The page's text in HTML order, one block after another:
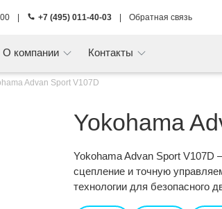
+7 (495) 011-40-03 Обратная связь
О компании Контакты
Advan Sport V107D
Yokohama
Yokohama Advan Sport
сцепление и точную
технологии для безопасного